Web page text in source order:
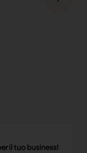
il tuo business!